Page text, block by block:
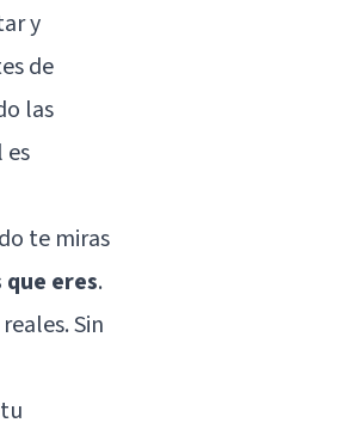
y
de
las
es
te miras
eres.
Sin